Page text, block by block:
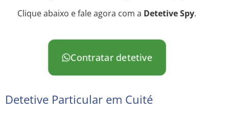
Clique abaixo e fale agora com a Detetive Spy.
Contratar detetive
Detetive Particular em Cuité